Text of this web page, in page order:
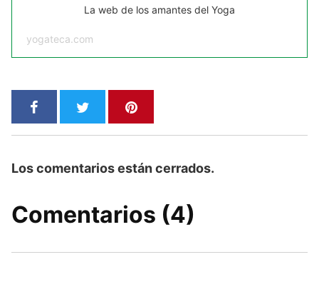
La web de los amantes del Yoga
yogateca.com
Los comentarios están cerrados.
Comentarios (4)